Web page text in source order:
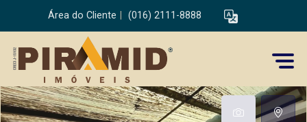
Área do Cliente (016) 2111-8888